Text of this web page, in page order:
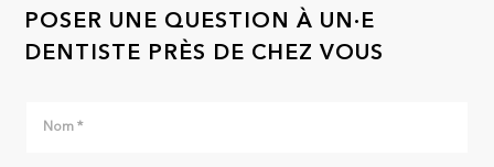
POSER UNE QUESTION À UN·E
DENTISTE PRÈS DE CHEZ VOUS